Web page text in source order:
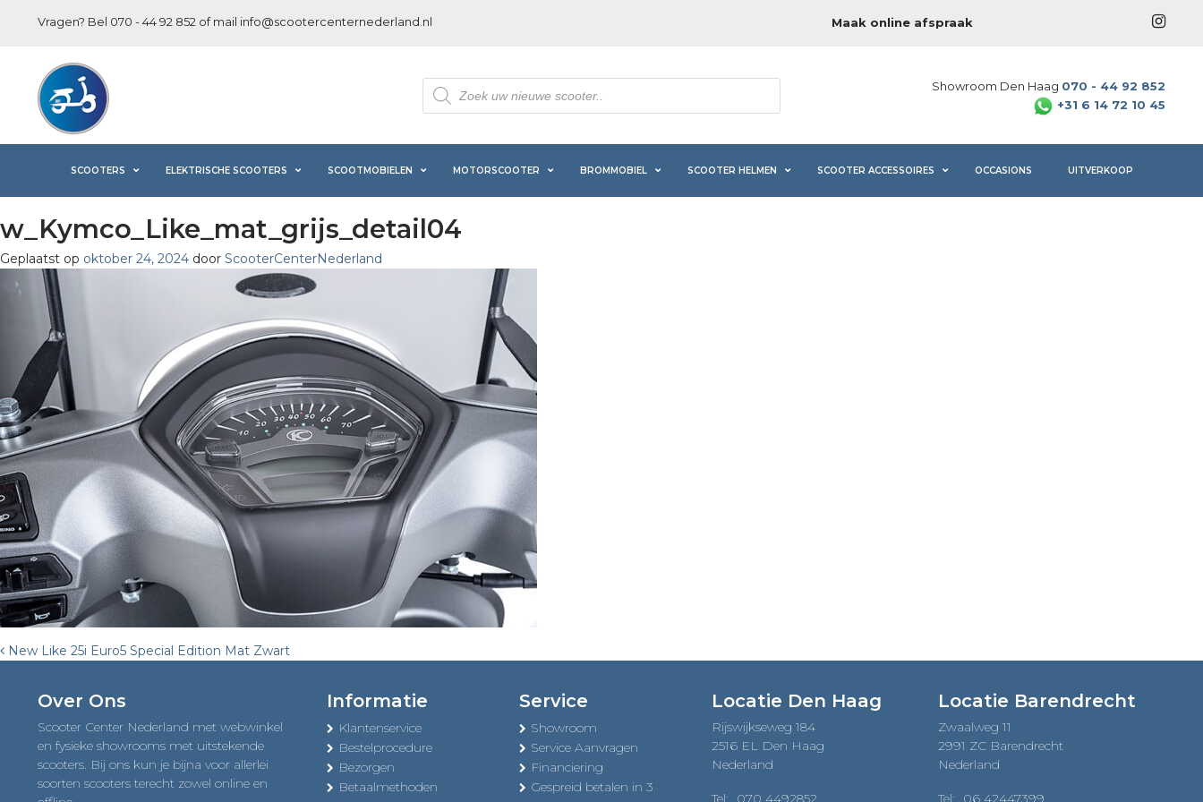
Vragen? Bel 070 - 44 92 852 of mail info@scootercenternederland.nl Maak online afspraak
Producten
zoeken
Showroom Den Haag 070 - 44 92 852
+31 6 14 72 10 45
SCOOTERS ELEKTRISCHE SCOOTERS SCOOTMOBIELEN MOTORSCOOTER BROMMOBIEL SCOOTER HELMEN SCOOTER ACCESSOIRES OCCASIONS UITVERKOOP
w_Kymco_Like_mat_grijs_detail04
Geplaatst op oktober 24, 2024 door ScooterCenterNederland
Post
navigation
New Like 25i Euro5 Special Edition Mat Zwart
Over Ons
Scooter Center Nederland met webwinkel
en fysieke showrooms met uitstekende
scooters. Bij ons kun je bijna voor allerlei
soorten scooters terecht zowel online en
Informatie
Klantenservice
Bestelprocedure
Bezorgen
Betaalmethoden
Service
Showroom
Service Aanvragen
Financiering
Gespreid betalen in 3
Locatie Den Haag
Rijswijkseweg 184
2516 EL Den Haag
Nederland
Tel: 070 4492852
Locatie Barendrecht
Zwaalweg 11
2991 ZC Barendrecht
Nederland
Tel: 06 42447399